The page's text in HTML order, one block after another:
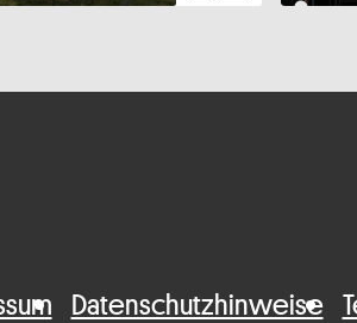
Datenschutzhinweise